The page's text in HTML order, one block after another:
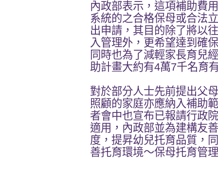
內政部表示，這項補助費
系統的之合格保母或合法
出申請，其目的除了將以
入管理外，更希望達到確
同時也為了減輕家長育兒
助計畫大約有4萬7千名育
對於部分人士先前提出父
照顧的家庭亦應納入補助
者會中也宣布已報請行政
適用，內政部並為建構友
度，提昇幼兒托育品質，
善托育環境～保母托育管